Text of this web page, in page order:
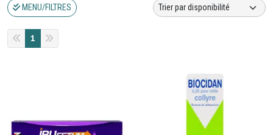
MENU/FILTRES
1